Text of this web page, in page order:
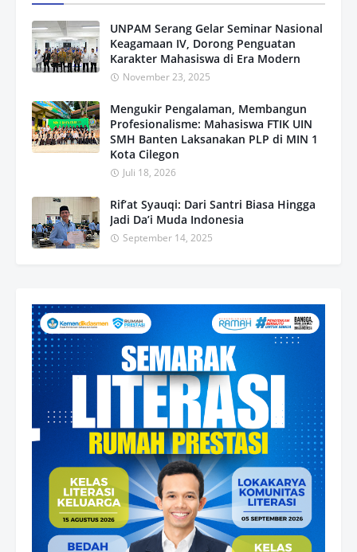
UNPAM Serang Gelar Seminar Nasional
Keagamaan IV, Dorong Penguatan
Karakter Mahasiswa di Era Modern
November 23, 2025
Mengukir Pengalaman, Membangun
Profesionalisme: Mahasiswa FTIK UIN
SMH Banten Laksanakan PLP di MIN 1
Kota Cilegon
Juli 18, 2026
Rif’at Syauqi: Dari Santri Biasa Hingga
Jadi Da’i Muda Indonesia
September 14, 2025